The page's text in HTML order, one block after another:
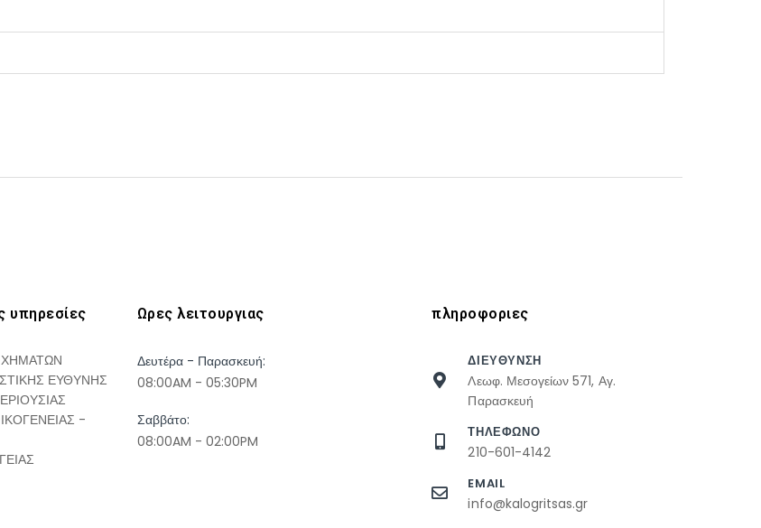
υπηρεσίες
ΕΥΘΥΝΗΣ
-
Ωρες λειτουργιας
Δευτέρα - Παρασκευή:
08:00AM - 05:30PM
Σαββάτο:
08:00AM - 02:00PM
πληροφοριες
ΔΙΕΥΘΥΝΣΗ
Λεωφ. Μεσογείων 571, Αγ.
Παρασκευή
ΤΗΛΕΦΩΝΟ
210-601-4142
EMAIL
info@kalogritsas.gr